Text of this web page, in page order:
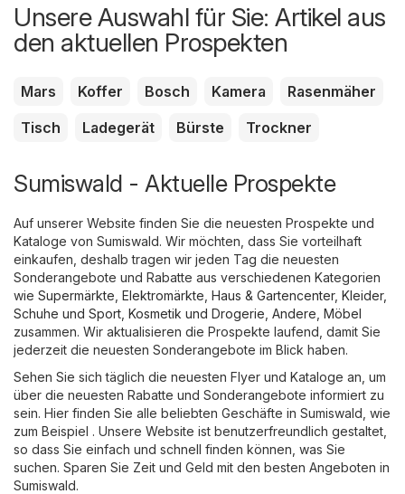
Unsere Auswahl für Sie: Artikel aus
den aktuellen Prospekten
Mars Koffer Bosch Kamera
Rasenmäher
Tisch
Ladegerät Bürste Trockner
Sumiswald - Aktuelle Prospekte
Auf unserer Website finden Sie die neuesten Prospekte und
Kataloge von Sumiswald. Wir möchten, dass Sie vorteilhaft
einkaufen, deshalb tragen wir jeden Tag die neuesten
Sonderangebote und Rabatte aus verschiedenen Kategorien
wie Supermärkte Elektromärkte Haus & Gartencenter, Kleider,
Schuhe und Sport Kosmetik und Drogerie Andere Möbel
zusammen. Wir aktualisieren die Prospekte laufend, damit Sie
jederzeit die neuesten Sonderangebote im Blick haben.
Sehen Sie sich täglich die neuesten Flyer und Kataloge an, um
über die neuesten Rabatte und Sonderangebote informiert zu
sein. Hier finden Sie alle beliebten Geschäfte in Sumiswald, wie
zum Beispiel . Unsere Website ist benutzerfreundlich gestaltet,
so dass Sie einfach und schnell finden können, was Sie
suchen. Sparen Sie Zeit und Geld mit den besten Angeboten in
Sumiswald.